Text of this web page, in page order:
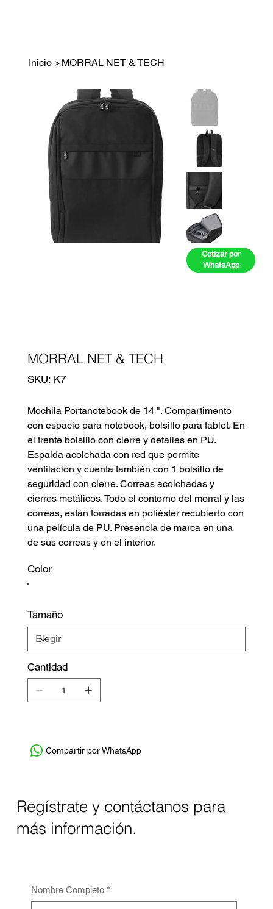
Inicio > MORRAL NET & TECH
MORRAL NET & TECH
SKU: SKU
K7
K7
Mochila Portanotebook de 14 ". Compartimento
con espacio para notebook, bolsillo para tablet. En
el frente bolsillo con cierre y detalles en PU.
Espalda acolchada con red que permite
ventilación y cuenta también con 1 bolsillo de
seguridad con cierre. Correas acolchadas y
cierres metálicos. Todo el contorno del morral y las
correas, están forradas en poliéster recubierto con
una película de PU. Presencia de marca en una
de sus correas y en el interior.
Color
Tamaño
Cantidad
Compartir por WhatsApp
Regístrate y contáctanos para
más información.
Nombre Completo *
Cotizar por
WhatsApp